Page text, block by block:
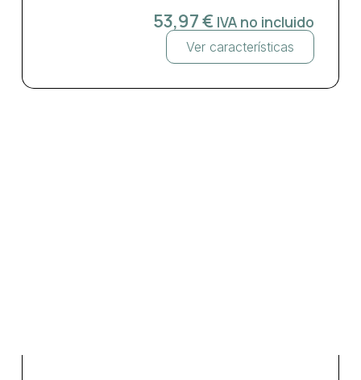
53,97€ IVA no incluido
Ver características